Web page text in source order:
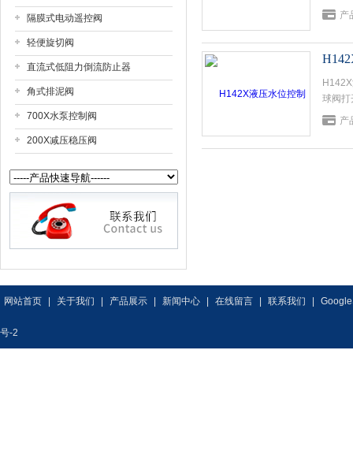
隔膜式电动遥控阀
轻便旋切阀
直流式低阻力倒流防止器
角式排泥阀
700X水泵控制阀
200X减压稳压阀
上升到
产
球阀打
上升到
产
网站首页 关于我们 产品展示 新闻中心 在线留言 联系我们
号-2